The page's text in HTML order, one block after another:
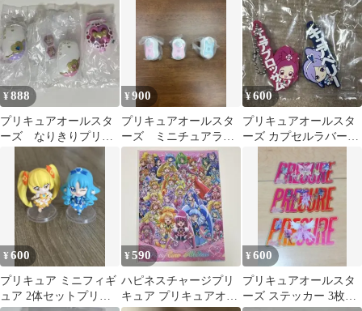
ア オールスターズ
¥888
プリキュアオールスタ
ーズ なりきりプリキ
¥900
プリキュアオールスタ
ーズ ミニチュアライ
トコレクション2
¥600
プリキュアオールスタ
ーズ カプセルラバーマ
スコット
¥600
プリキュア ミニフィギ
ュア 2体セットプリキ
¥590
ハピネスチャージプリ
キュア プリキュアオー
¥600
プリキュアオールスタ
ーズ ステッカー 3枚セ